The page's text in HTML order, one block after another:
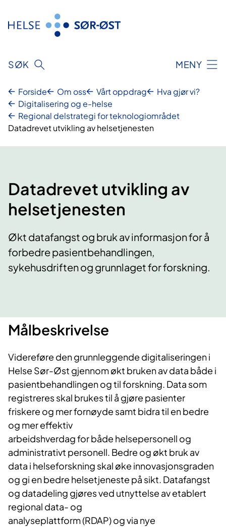
innhold
SØK MENY
Forside Om oss Vårt oppdrag
Hva gjør vi?
Digitalisering og e-helse
Regional delstrategi for teknologiområdet
Datadrevet utvikling av helsetjenesten
Datadrevet utvikling av
helsetjenesten
Økt datafangst og bruk av informasjon for å
forbedre pasientbehandlingen,
sykehusdriften og grunnlaget for forskning.
Målbeskrivelse
Videreføre den grunnleggende digitaliseringen i
Helse Sør-Øst gjennom økt bruken av data både i
pasientbehandlingen og til forskning. Data som
registreres skal brukes til å gjøre pasienter
friskere og mer fornøyde samt bidra til en bedre
og mer effektiv
arbeidshverdag for både helsepersonell og
administrativt personell. Bedre og økt bruk av
data i helseforskning skal øke innovasjonsgraden
og gi en bedre helsetjeneste på sikt. Datafangst
og datadeling gjøres ved utnyttelse av etablert
regional data- og
analyseplattform (RDAP) og via nye